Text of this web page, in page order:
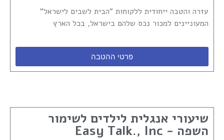
עזרה והטבה ייחודית ללקוחות "הבית לשבים לישראל"
המעוניינים למכור נכס שלהם בישראל, בכל הארץ
פרטי ההטבה
שיעורי אנגלית לילדים לשימור
השפה - Easy Talk., Inc